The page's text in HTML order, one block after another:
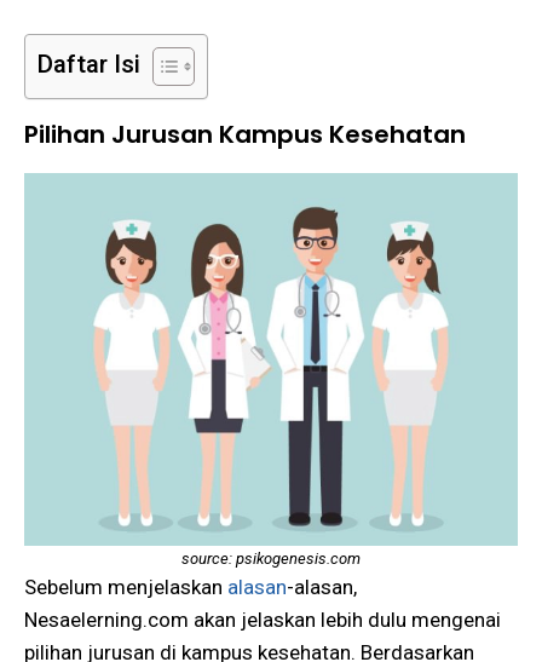
Daftar Isi
Pilihan Jurusan Kampus Kesehatan
source: psikogenesis.com
Sebelum menjelaskan alasan-alasan,
Nesaelerning.com akan jelaskan lebih dulu mengenai
pilihan jurusan di kampus kesehatan. Berdasarkan